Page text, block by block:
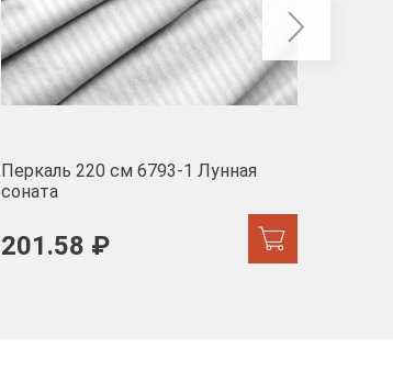
Перкаль 220 см 6793-1 Лунная
соната
201.58 ₽